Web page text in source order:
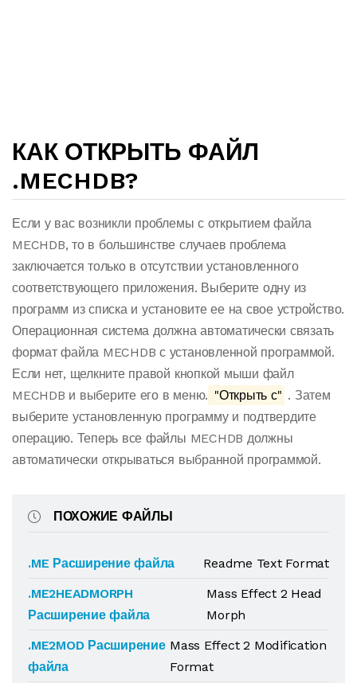
КАК ОТКРЫТЬ ФАЙЛ
.MECHDB?
Если у вас возникли проблемы с открытием файла
MECHDB, то в большинстве случаев проблема
заключается только в отсутствии установленного
соответствующего приложения. Выберите одну из
программ из списка и установите ее на свое устройство.
Операционная система должна автоматически связать
формат файла MECHDB с установленной программой.
Если нет, щелкните правой кнопкой мыши файл
MECHDB и выберите его в меню. "Открыть с" . Затем
выберите установленную программу и подтвердите
операцию. Теперь все файлы MECHDB должны
автоматически открываться выбранной программой.
ПОХОЖИЕ ФАЙЛЫ
.ME Расширение файла
Readme Text Format
.ME2HEADMORPH
Расширение файла
Mass Effect 2 Head
Morph
.ME2MOD Расширение
файла
Mass Effect 2 Modification
Format